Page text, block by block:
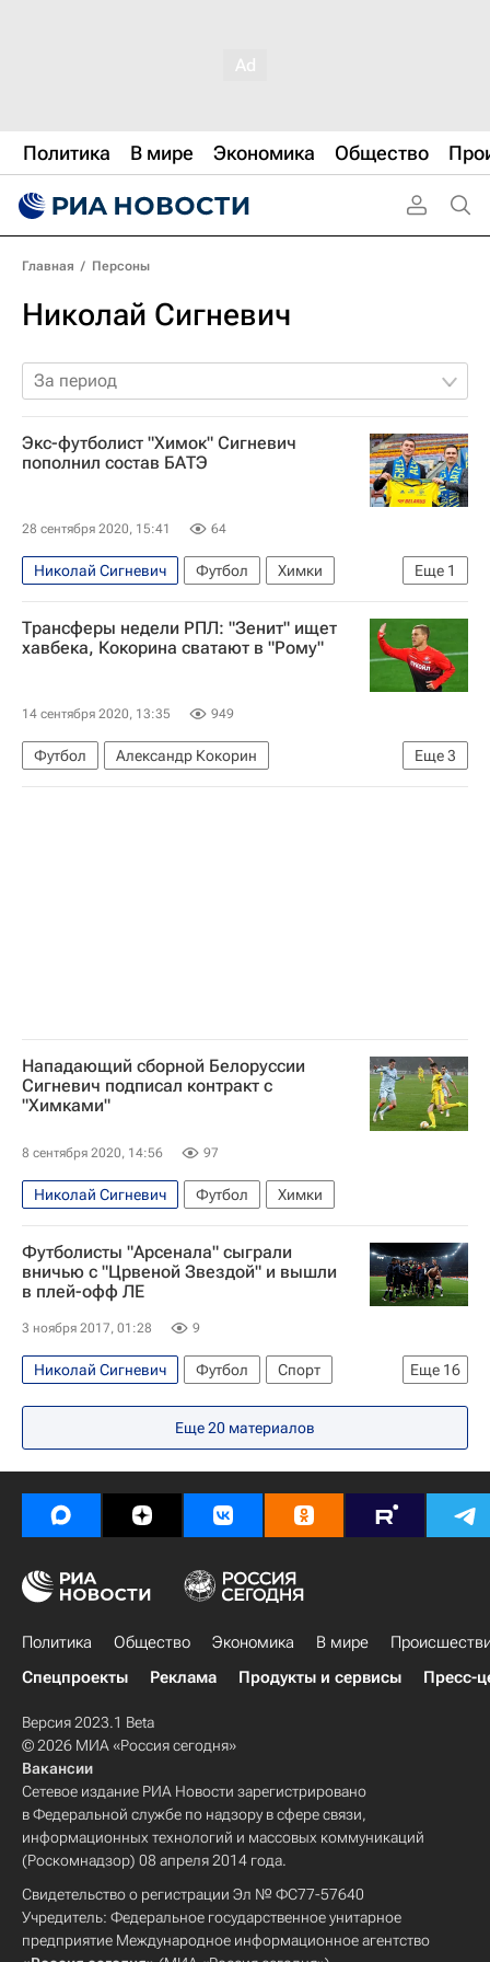
Политика В мире Экономика Общество
Главная / Персоны
Николай Сигневич
За период
Экс-футболист "Химок" Сигневич
пополнил состав БАТЭ
28 сентября 2020, 15:41 64
Еще 1
Николай Сигневич Футбол
Химки
БАТЭ
Трансферы недели РПЛ: "Зенит" ищет
хавбека, Кокорина сватают в "Рому"
14 сентября 2020, 13:35 949
Еще3
Футбол
Александр Кокорин
РПЛ 2026-2027 (Чемпионат России по футболу)
Нападающий сборной Белоруссии
Сигневич подписал контракт с
"Химками"
8 сентября 2020, 14:56 97
Николай Сигневич Футбол Химки
Футболисты "Арсенала" сыграли
вничью с "Црвеной Звездой" и вышли
в плей-офф ЛЕ
3 ноября 2017, 01:28 9
Еще 16
Николай Сигневич Футбол
Спорт
Лига Европы УЕФА 2026-2027
Лацио
Кельн (футбол)
Ницца
Арсенал (Лондон)
Зюлте-Варегем
Црвена Звезда
Неманья Милунович
Серу Гирасси
Милош Йойич
Симон Цоллер
Юя Осако
Максим Ле Маршан
Константин Рауш
Еще20 материалов
Политика Общество Экономика В мире
Спецпроекты
Реклама Продукты и сервисы Пресс-
Версия 2023.1 Beta
© 2026 МИА «Россия сегодня»
Вакансии
Сетевое издание РИА Новости зарегистрировано
в Федеральной службе по надзору в сфере связи,
информационных технологий и массовых коммуникаций
(Роскомнадзор) 08 апреля 2014 года.
Свидетельство о регистрации Эл № ФС77-57640
Учредитель: Федеральное государственное унитарное
предприятие Международное информационное агентство